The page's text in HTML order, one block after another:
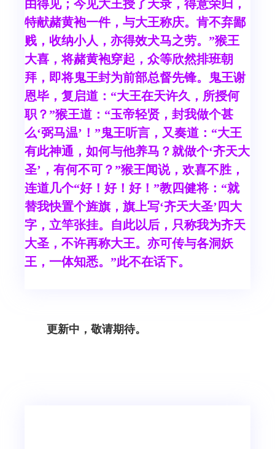
由得见；今见大王授了天录，得意荣归，
特献赭黄袍一件，与大王称庆。肯不弃鄙
贱，收纳小人，亦得效犬马之劳。”猴王
大喜，将赭黄袍穿起，众等欣然排班朝
拜，即将鬼王封为前部总督先锋。鬼王谢
恩毕，复启道：“大王在天许久，所授何
职？”猴王道：“玉帝轻贤，封我做个甚
么‘弼马温’！”鬼王听言，又奏道：“大王
有此神通，如何与他养马？就做个‘齐天大
圣’，有何不可？”猴王闻说，欢喜不胜，
连道几个“好！好！好！”教四健将：“就
替我快置个旌旗，旗上写‘齐天大圣’四大
字，立竿张挂。自此以后，只称我为齐天
大圣，不许再称大王。亦可传与各洞妖
王，一体知悉。”此不在话下。
更新中，敬请期待。